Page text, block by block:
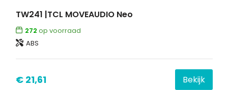
TW241 |TCL MOVEAUDIO Neo
272 op voorraad
ABS
€ 21,61 Bekijk